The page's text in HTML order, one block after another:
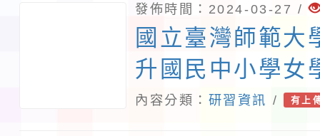
發佈時間：2024-03-27 /
國立臺灣師範大
升國民中小學女
習興趣-跨領域
內容分類： 研習資訊 / 有上